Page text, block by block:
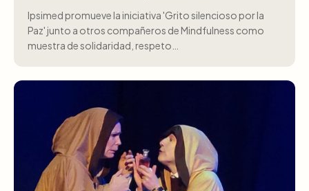
Ipsimed promueve la iniciativa 'Grito silencioso por la
Paz' junto a otros compañeros de Mindfulness como
muestra de solidaridad, respeto…